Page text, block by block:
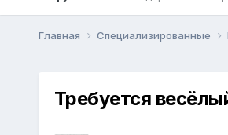
Главная Специализированные
Требуется